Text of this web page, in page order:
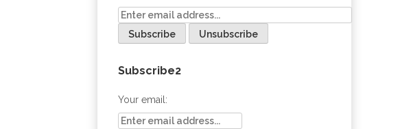
Subscribe2
Your email: